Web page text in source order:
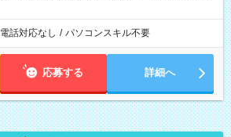
電話対応なし / パソコンスキル不要
応募する 詳細へ